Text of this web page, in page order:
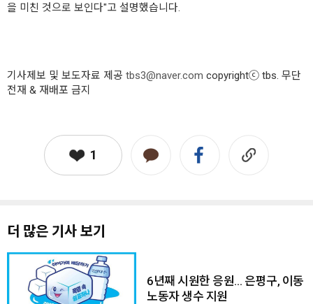
을 미친 것으로 보인다"고 설명했습니다.
기사제보 및 보도자료 제공 tbs3@naver.com copyrightⓒ tbs. 무단
전재 & 재배포 금지
1
더 많은 기사 보기
6년째 시원한 응원… 은평구, 이동
노동자 생수 지원